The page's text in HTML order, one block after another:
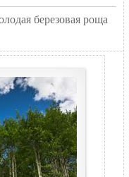
березовая роща